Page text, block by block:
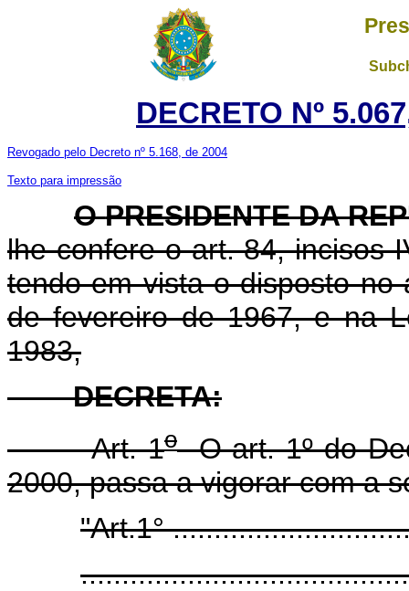
DECRETO Nº
Revogado pelo Decreto nº 5.168, de 2004
Texto para impressão
O PRESIDENTE DA
lhe confere o art. 84, incisos
tendo em vista o disposto no
de fevereiro de 1967, e na
1983,
DECRETA:
Art. 1oO art. 1º do
2000, passa a vigorar com a
"Art.1°